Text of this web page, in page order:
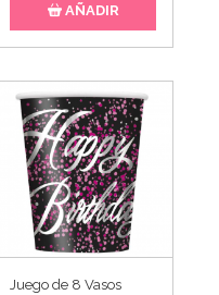
AÑADIR
Juego de 8 Vasos